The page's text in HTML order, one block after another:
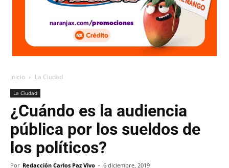
Inicio La Ciudad
La Ciudad
¿Cuándo es la audiencia
pública por los sueldos de
los políticos?
Por Redacción Carlos Paz Vivo - 6 diciembre, 2019